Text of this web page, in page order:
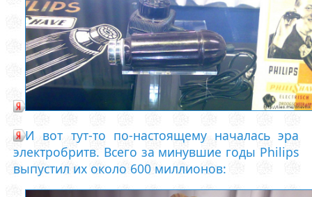
И вот тут-то по-настоящему началась эра
электробритв. Всего за минувшие годы Philips
выпустил их около 600 миллионов: